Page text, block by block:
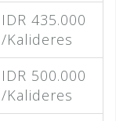
IDR 435.000
/Kalideres
IDR 500.000
/Kalideres